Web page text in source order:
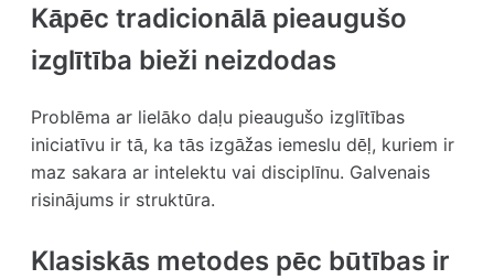
Kāpēc tradicionālā pieaugušo
izglītība bieži neizdodas
Problēma ar lielāko daļu pieaugušo izglītības
iniciatīvu ir tā, ka tās izgāžas iemeslu dēļ, kuriem ir
maz sakara ar intelektu vai disciplīnu. Galvenais
risinājums ir struktūra.
Klasiskās metodes pēc būtības ir